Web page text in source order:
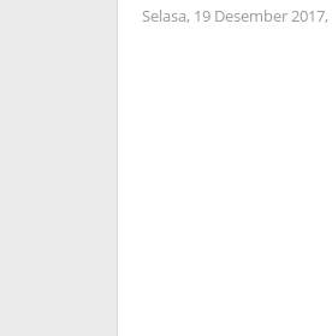
Selasa, 19 Desember 2017,